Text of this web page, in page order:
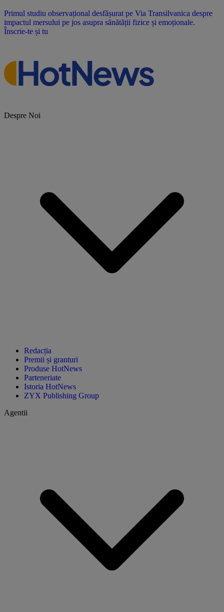
Primul studiu observațional desfășurat pe Via Transilvanica despre
impactul mersului pe jos asupra sănătății fizice și emoționale.
Înscrie-te și tu
Despre Noi
Redacția
Premii și granturi
Produse HotNews
Parteneriate
Istoria HotNews
ZYX Publishing Group
Agentii